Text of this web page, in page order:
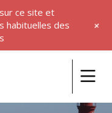
sur ce site et
habituelles des
+